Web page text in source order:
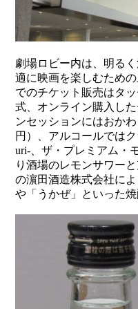
劇場ロビー内は、明る
適に映画を楽しむため
でのチケット販売はタ
式、オンライン購入し
ンセッションにはおか
円）、アルコールでは
uri-、ザ・プレミアム・
り酒場のレモンサワー
の濵田酒造株式会社に
や「うかぜ」といった焼